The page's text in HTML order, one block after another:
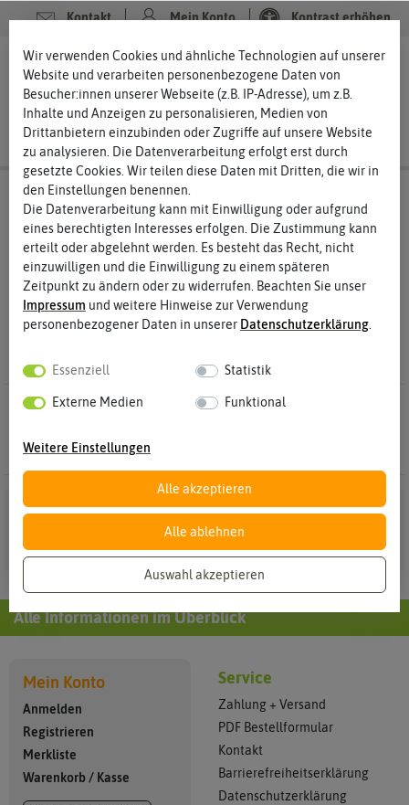
Kontakt Mein Konto Kontrast erhöhen
0 0
Suchergebnisse für Hersteller
0Treffer)
Hersteller: Kent undefined Stowe
0 ErgebnisseGefunden
Filter
Alle Informationen im Überblick
Mein Konto
Anmelden
Registrieren
Merkliste
Warenkorb / Kasse
Service
Zahlung + Versand
PDF Bestellformular
Kontakt
Barrierefreiheitserklärung
Datenschutzerklärung
Wir verwenden Cookies und ähnliche Technologien auf unserer
Website und verarbeiten personenbezogene Daten von
Besucher:innen unserer Webseite (z.B. IP-Adresse), um z.B.
Inhalte und Anzeigen zu personalisieren, Medien von
Drittanbietern einzubinden oder Zugriffe auf unsere Website
zu analysieren. Die Datenverarbeitung erfolgt erst durch
gesetzte Cookies. Wir teilen diese Daten mit Dritten, die wir in
den Einstellungen benennen.
Die Datenverarbeitung kann mit Einwilligung oder aufgrund
eines berechtigten Interesses erfolgen. Die Zustimmung kann
erteilt oder abgelehnt werden. Es besteht das Recht, nicht
einzuwilligen und die Einwilligung zu einem späteren
Zeitpunkt zu ändern oder zu widerrufen. Beachten Sie unser
Impressum und weitere Hinweise zur Verwendung
personenbezogener Daten in unserer Daten­schutz­erklärung
Essenziell Statistik
Externe Medien Funktional
Weitere Einstellungen
Alle akzeptieren
Alle ablehnen
Auswahl akzeptieren